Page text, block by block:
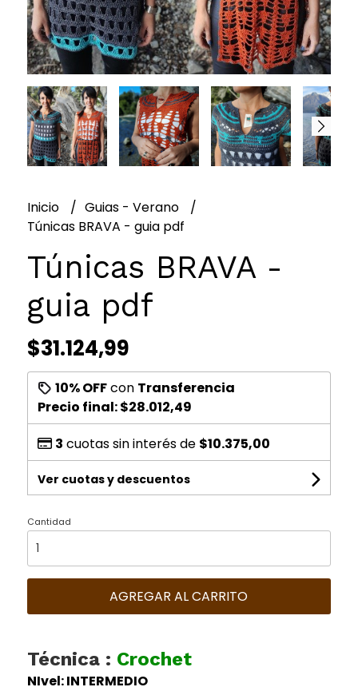
Inicio
Guias - Verano
Túnicas BRAVA - guia pdf
Túnicas BRAVA -
guia pdf
$31.124,99
10% OFFcon Transferencia
Precio final:$28.012,49
3 cuotas sin interés de $10.375,00
Ver cuotas y descuentos
Cantidad
AGREGAR AL CARRITO
Técnica : Crochet
NIvel: INTERMEDIO